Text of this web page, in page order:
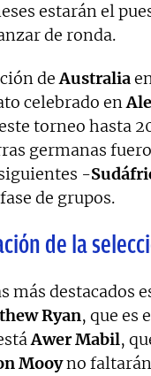
estarán el
de ronda.
deAustralia
celebrado en
torneo hasta
germanas
-
de grupos.
de la
más destacados
Ryan, que es
Awer Mabil,
Mooyno